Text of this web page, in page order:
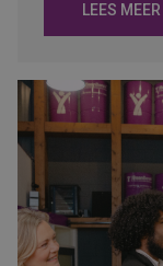
LEES MEER